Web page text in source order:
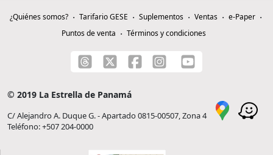
¿Quiénes somos? Tarifario GESE Suplementos Ventas
e-Paper
Puntos de venta
Términos y condiciones
© 2019 La Estrella de Panamá
C/ Alejandro A. Duque G. - Apartado 0815-00507, Zona 4
Teléfono: +507 204-0000